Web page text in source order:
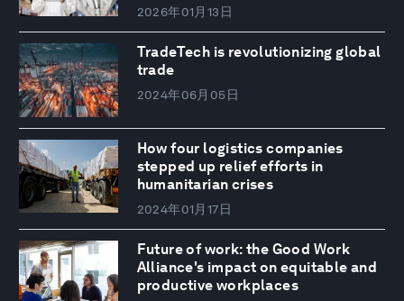
2026年01月13日
TradeTech is revolutionizing global
trade
2024年06月05日
How four logistics companies
stepped up relief efforts in
humanitarian crises
2024年01月17日
Future of work: the Good Work
Alliance's impact on equitable and
productive workplaces